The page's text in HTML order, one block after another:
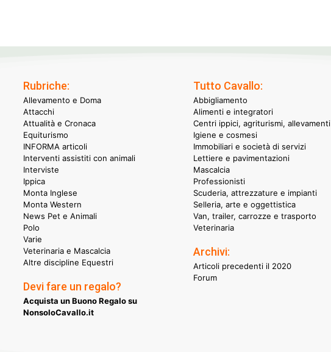
Rubriche:
Allevamento e Doma
Attacchi
Attualità e Cronaca
Equiturismo
INFORMA articoli
Interventi assistiti con animali
Interviste
Ippica
Monta Inglese
Monta Western
News Pet e Animali
Polo
Varie
Veterinaria e Mascalcia
Altre discipline Equestri
Devi fare un regalo?
Acquista un Buono Regalo su
NonsoloCavallo.it
Tutto Cavallo:
Abbigliamento
Alimenti e integratori
Centri ippici, agriturismi, allevamenti
Igiene e cosmesi
Immobiliari e società di servizi
Lettiere e pavimentazioni
Mascalcia
Professionisti
Scuderia, attrezzature e impianti
Selleria, arte e oggettistica
Van, trailer, carrozze e trasporto
Veterinaria
Archivi:
Articoli precedenti il 2020
Forum